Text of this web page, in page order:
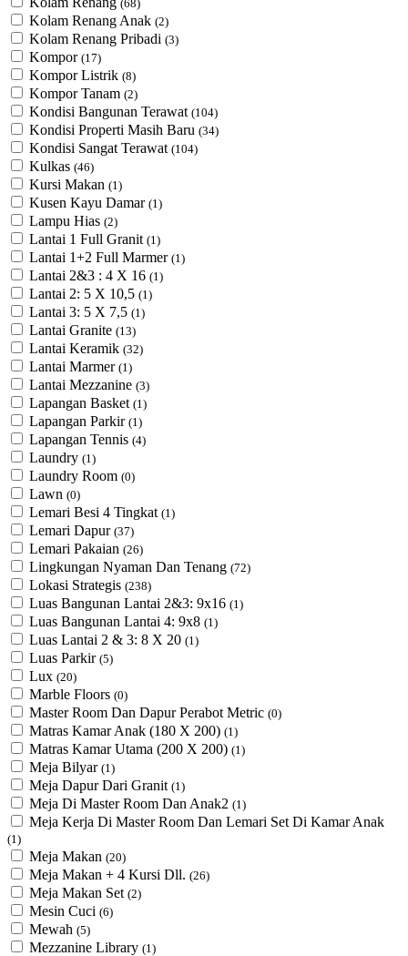
(68)
Kolam Renang Anak (2)
Kolam Renang Pribadi (3)
Kompor (17)
Kompor Listrik (8)
Kompor Tanam (2)
Kondisi Bangunan Terawat (104)
Kondisi Properti Masih Baru (34)
Kondisi Sangat Terawat (104)
Kulkas (46)
Kursi Makan (1)
Kusen Kayu Damar (1)
Lampu Hias (2)
Lantai 1 Full Granit (1)
Lantai 1+2 Full Marmer (1)
Lantai 2&3 : 4 X 16 (1)
Lantai 2: 5 X 10,5 (1)
Lantai 3: 5 X 7,5 (1)
Lantai Granite (13)
Lantai Keramik (32)
Lantai Marmer (1)
Lantai Mezzanine (3)
Lapangan Basket (1)
Lapangan Parkir (1)
Lapangan Tennis (4)
Laundry (1)
Laundry Room (0)
Lawn (0)
Lemari Besi 4 Tingkat (1)
Lemari Dapur (37)
Lemari Pakaian (26)
Lingkungan Nyaman Dan Tenang (72)
Lokasi Strategis (238)
Luas Bangunan Lantai 2&3: 9x16 (1)
Luas Bangunan Lantai 4: 9x8 (1)
Luas Lantai 2 & 3: 8 X 20 (1)
Luas Parkir (5)
Lux (20)
Marble Floors (0)
Master Room Dan Dapur Perabot Metric (0)
Matras Kamar Anak (180 X 200) (1)
Matras Kamar Utama (200 X 200) (1)
Meja Bilyar (1)
Meja Dapur Dari Granit (1)
Meja Di Master Room Dan Anak2 (1)
Meja Kerja Di Master Room Dan Lemari Set Di Kamar Anak
(1)
Meja Makan (20)
Meja Makan + 4 Kursi Dll. (26)
Meja Makan Set (2)
Mesin Cuci (6)
Mewah (5)
Mezzanine Library (1)